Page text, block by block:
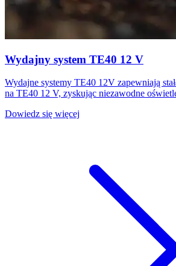
Wydajny system TE40 12 V
Wydajne systemy TE40 12V zapewniają
na TE40 12 V, zyskując niezawodne
Dowiedz się więcej